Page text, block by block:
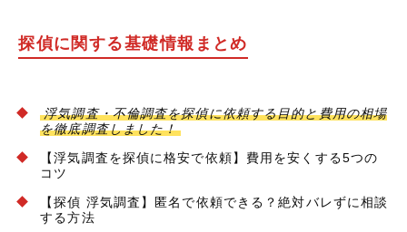
探偵に関する基礎情報まとめ
浮気調査・不倫調査を探偵に依頼する目的と費用の相場
を徹底調査しました！
【浮気調査を探偵に格安で依頼】費用を安くする5つの
コツ
【探偵 浮気調査】匿名で依頼できる？絶対バレずに相談
する方法